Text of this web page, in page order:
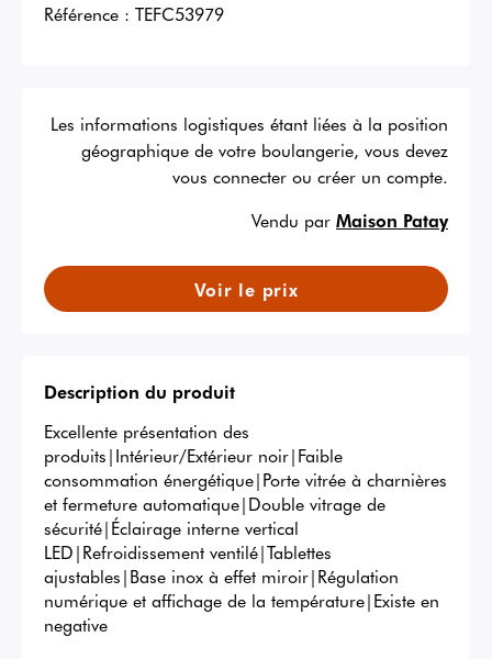
Référence : TEFC53979
Les informations logistiques étant liées à la position
géographique de votre boulangerie, vous devez
vous connecter ou créer un compte.
Vendu par Maison Patay
Voir le prix
Description du produit
Excellente présentation des
produits|Intérieur/Extérieur noir|Faible
consommation énergétique|Porte vitrée à charnières
et fermeture automatique|Double vitrage de
sécurité|Éclairage interne vertical
LED|Refroidissement ventilé|Tablettes
ajustables|Base inox à effet miroir|Régulation
numérique et affichage de la température|Existe en
negative